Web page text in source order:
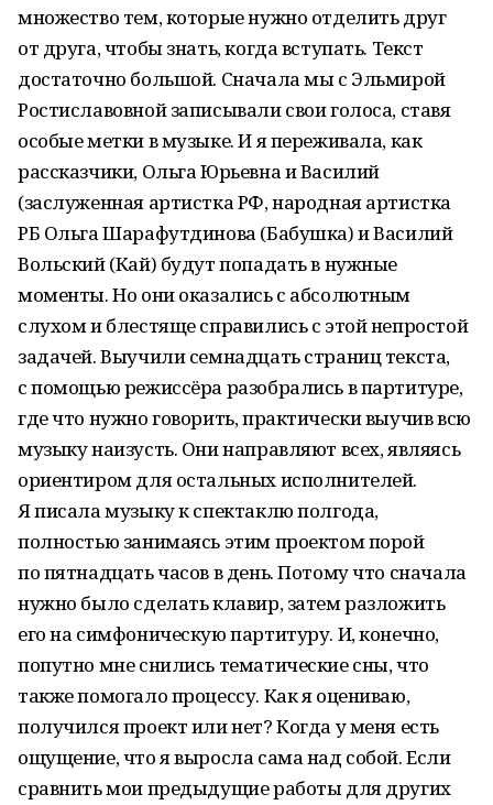
множество тем, которые нужно отделить друг
от друга, чтобы знать, когда вступать. Текст
достаточно большой. Сначала мы с Эльмирой
Ростиславовной записывали свои голоса, ставя
особые метки в музыке. И я переживала, как
рассказчики, Ольга Юрьевна и Василий
(заслуженная артистка РФ, народная артистка
РБ Ольга Шарафутдинова (Бабушка) и Василий
Вольский (Кай) будут попадать в нужные
моменты. Но они оказались с абсолютным
слухом и блестяще справились с этой непростой
задачей. Выучили семнадцать страниц текста,
с помощью режиссёра разобрались в партитуре,
где что нужно говорить, практически выучив всю
музыку наизусть. Они направляют всех, являясь
ориентиром для остальных исполнителей.
Я писала музыку к спектаклю полгода,
полностью занимаясь этим проектом порой
по пятнадцать часов в день. Потому что сначала
нужно было сделать клавир, затем разложить
его на симфоническую партитуру. И, конечно,
попутно мне снились тематические сны, что
также помогало процессу. Как я оцениваю,
получился проект или нет? Когда у меня есть
ощущение, что я выросла сама над собой. Если
сравнить мои предыдущие работы для других